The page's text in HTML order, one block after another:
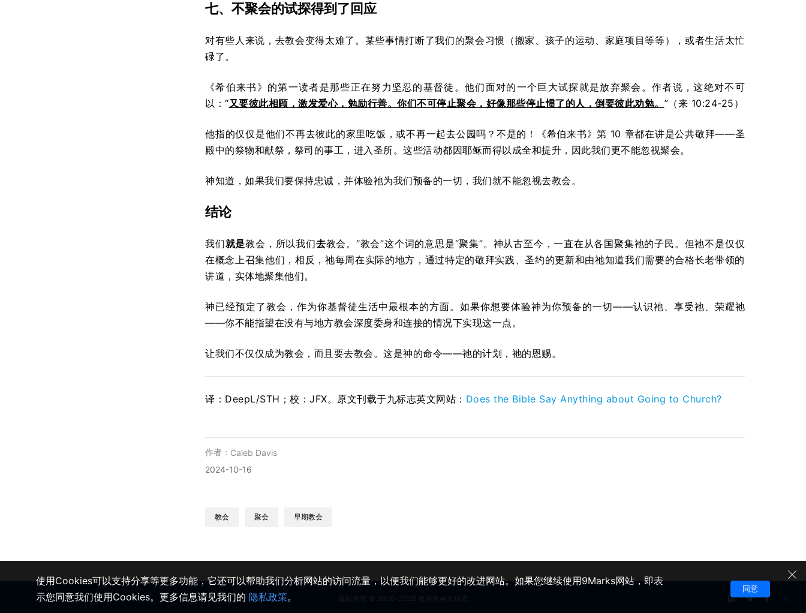
七、不聚会的试探得到了回应
对有些人来说，去教会变得太难了。某些事情打断了我们的聚会习惯（搬家、孩子的运动、家庭项目等等），或者生活太忙
碌了。
《希伯来书》的第一读者是那些正在努力坚忍的基督徒。他们面对的一个巨大试探就是放弃聚会。作者说，这绝对不可
以：“又要彼此相顾，激发爱心，勉励行善。你们不可停止聚会，好像那些停止惯了的人，倒要彼此劝勉。 ”（来 10:24-25）
他指的仅仅是他们不再去彼此的家里吃饭，或不再一起去公园吗？不是的！《希伯来书》第 10 章都在讲是公共敬拜——圣
殿中的祭物和献祭，祭司的事工，进入圣所。这些活动都因耶稣而得以成全和提升，因此我们更不能忽视聚会。
神知道，如果我们要保持忠诚，并体验祂为我们预备的一切，我们就不能忽视去教会。
结论
我们就是教会，所以我们去教会。“教会”这个词的意思是“聚集”。神从古至今，一直在从各国聚集祂的子民。但祂不是仅仅
在概念上召集他们，相反，祂每周在实际的地方，通过特定的敬拜实践、圣约的更新和由祂知道我们需要的合格长老带领的
讲道，实体地聚集他们。
神已经预定了教会，作为你基督徒生活中最根本的方面。如果你想要体验神为你预备的一切——认识祂、享受祂、荣耀祂
——你不能指望在没有与地方教会深度委身和连接的情况下实现这一点。
让我们不仅仅成为教会，而且要去教会。这是神的命令——祂的计划，祂的恩赐。
译：DeepL/STH；校： JFX。原文刊载于九标志英文网站： Does the Bible Say Anything about Going to Church?
作者： Caleb Davis
2024-10-16
教会 聚会 早期教会
版权所有 © 2020-2026 健康教会九标志
使用Cookies可以支持分享等更多功能，它还可以帮助我们分析网站的访问流量，以便我们能够更好的改进网站。如果您继续使用9Marks网站，即表
示您同意我们使用Cookies。更多信息请见我们的 隐私政策。
同意